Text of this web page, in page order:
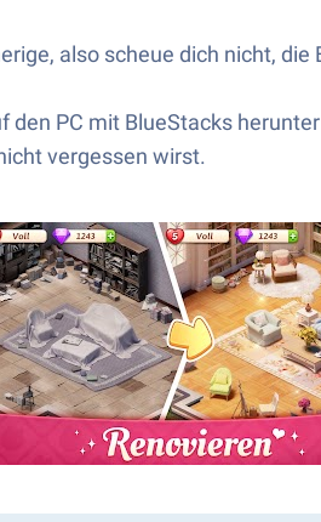
also scheue dich nicht,
den PC mit BlueStacks
vergessen wirst.